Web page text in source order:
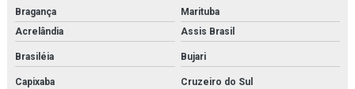
Serviço de inspeção de vasos de pressão
Serviço de instalação de caldeira
Bragança
Marituba
Acrelândia
Assis Brasil
Brasiléia Bujari
Capixaba Cruzeiro do Sul